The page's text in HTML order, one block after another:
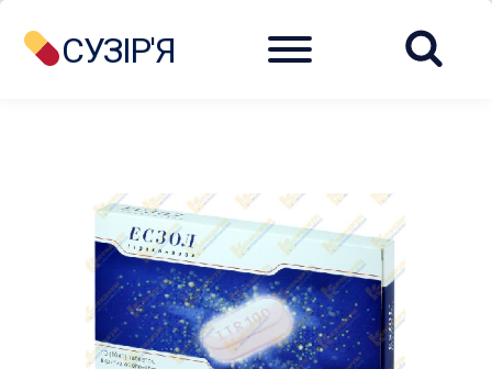
СУЗІР'Я Menu